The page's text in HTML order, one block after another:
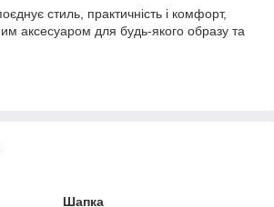
стиль, практичність і комфорт,
аксесуаром для будь-якого образу та
Шапка